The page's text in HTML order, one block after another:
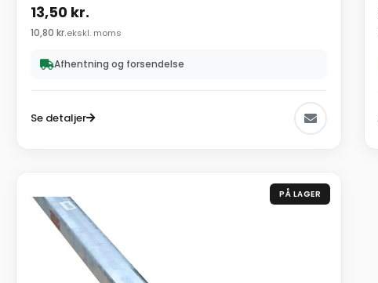
13,50 kr.
10,80 kr.ekskl. moms
Afhentning og forsendelse
Se detaljer
PÅ LAGER